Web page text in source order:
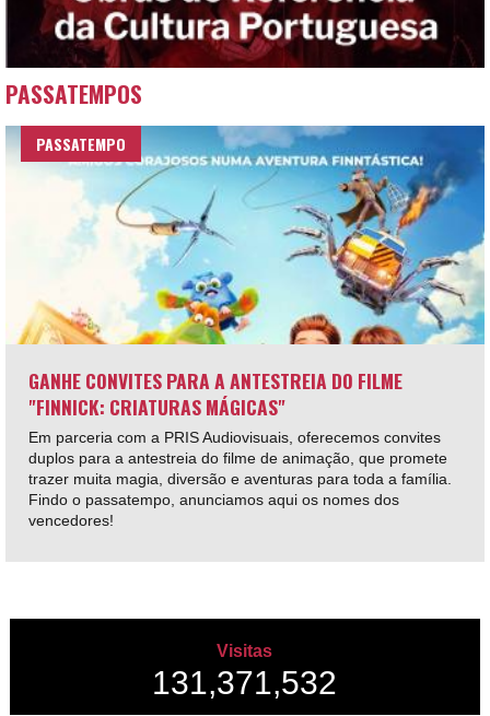
PASSATEMPOS
PASSATEMPO
GANHE CONVITES PARA A ANTESTREIA DO FILME
"FINNICK: CRIATURAS MÁGICAS"
Em parceria com a PRIS Audiovisuais, oferecemos convites
duplos para a antestreia do filme de animação, que promete
trazer muita magia, diversão e aventuras para toda a família.
Findo o passatempo, anunciamos aqui os nomes dos
vencedores!
Visitas
131,371,532